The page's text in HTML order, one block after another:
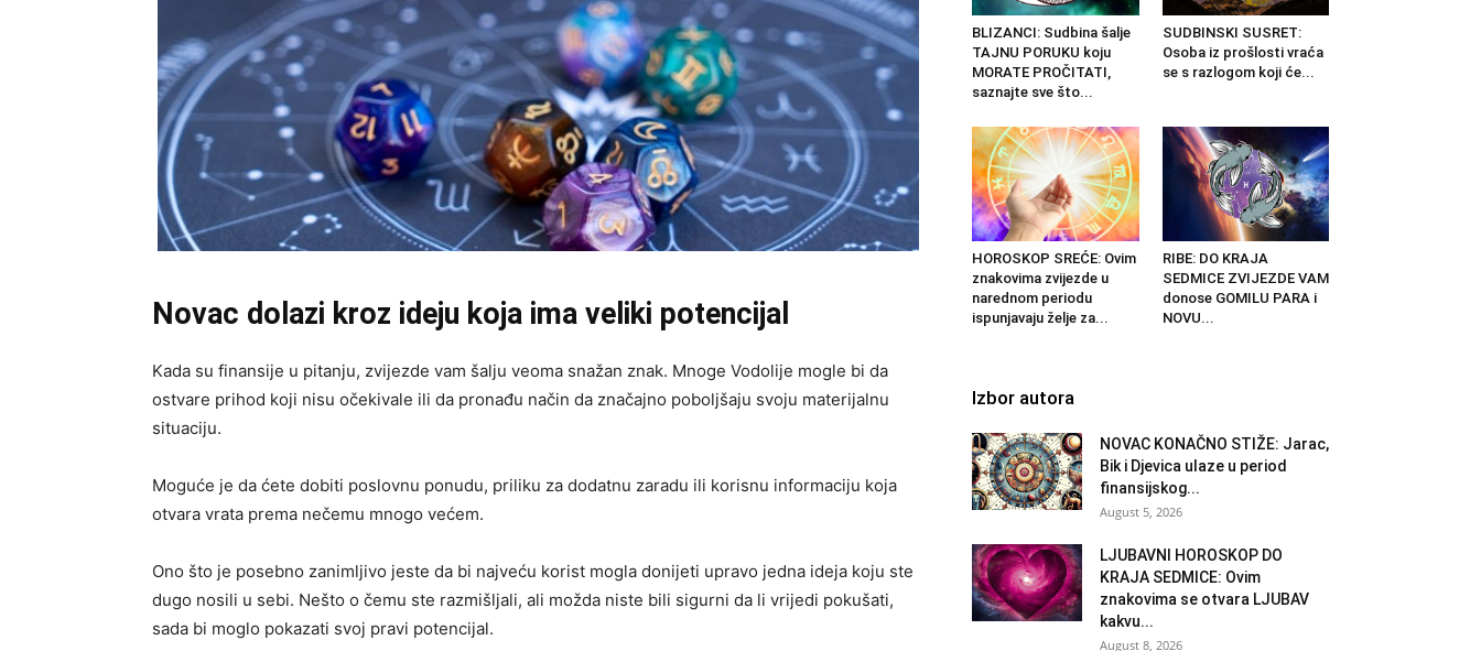
Novac dolazi kroz ideju koja ima veliki potencijal
Kada su finansije u pitanju, zvijezde vam šalju veoma snažan znak. Mnoge Vodolije mogle bi da
ostvare prihod koji nisu očekivale ili da pronađu način da značajno poboljšaju svoju materijalnu
situaciju.
Moguće je da ćete dobiti poslovnu ponudu, priliku za dodatnu zaradu ili korisnu informaciju koja
otvara vrata prema nečemu mnogo većem.
Ono što je posebno zanimljivo jeste da bi najveću korist mogla donijeti upravo jedna ideja koju ste
dugo nosili u sebi. Nešto o čemu ste razmišljali, ali možda niste bili sigurni da li vrijedi pokušati,
sada bi moglo pokazati svoj pravi potencijal.
BLIZANCI: Sudbina šalje
TAJNU PORUKU koju
MORATE PROČITATI,
saznajte sve što...
SUDBINSKI SUSRET:
Osoba iz prošlosti vraća
se s razlogom koji će...
HOROSKOP SREĆE: Ovim
znakovima zvijezde u
narednom periodu
ispunjavaju želje za...
RIBE: DO KRAJA
SEDMICE ZVIJEZDE VAM
donose GOMILU PARA i
NOVU...
Izbor autora
NOVAC KONAČNO STIŽE: Jarac,
Bik i Djevica ulaze u period
finansijskog...
August 5, 2026
LJUBAVNI HOROSKOP DO
KRAJA SEDMICE: Ovim
znakovima se otvara LJUBAV
kakvu...
August 8, 2026